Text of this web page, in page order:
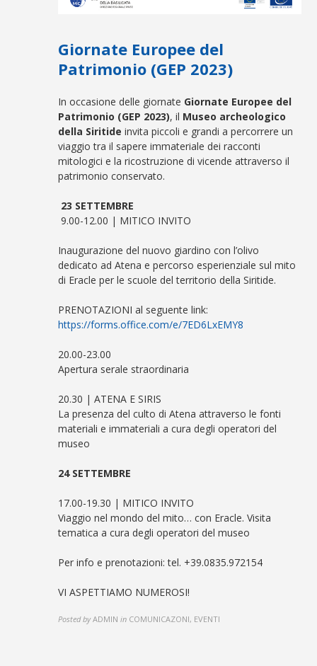
Giornate Europee del
Patrimonio (GEP 2023)
In occasione delle giornate Giornate Europee del
Patrimonio (GEP 2023), il Museo archeologico
della Siritide invita piccoli e grandi a percorrere un
viaggio tra il sapere immateriale dei racconti
mitologici e la ricostruzione di vicende attraverso il
patrimonio conservato.
23 SETTEMBRE
9.00-12.00 | MITICO INVITO
Inaugurazione del nuovo giardino con l’olivo
dedicato ad Atena e percorso esperienziale sul mito
di Eracle per le scuole del territorio della Siritide.
PRENOTAZIONI al seguente link:
https://forms.office.com/e/7ED6LxEMY8
20.00-23.00
Apertura serale straordinaria
20.30 | ATENA E SIRIS
La presenza del culto di Atena attraverso le fonti
materiali e immateriali a cura degli operatori del
museo
24 SETTEMBRE
17.00-19.30 | MITICO INVITO
Viaggio nel mondo del mito… con Eracle. Visita
tematica a cura degli operatori del museo
Per info e prenotazioni: tel. +39.0835.972154
VI ASPETTIAMO NUMEROSI!
Posted by ADMIN in COMUNICAZONI, EVENTI